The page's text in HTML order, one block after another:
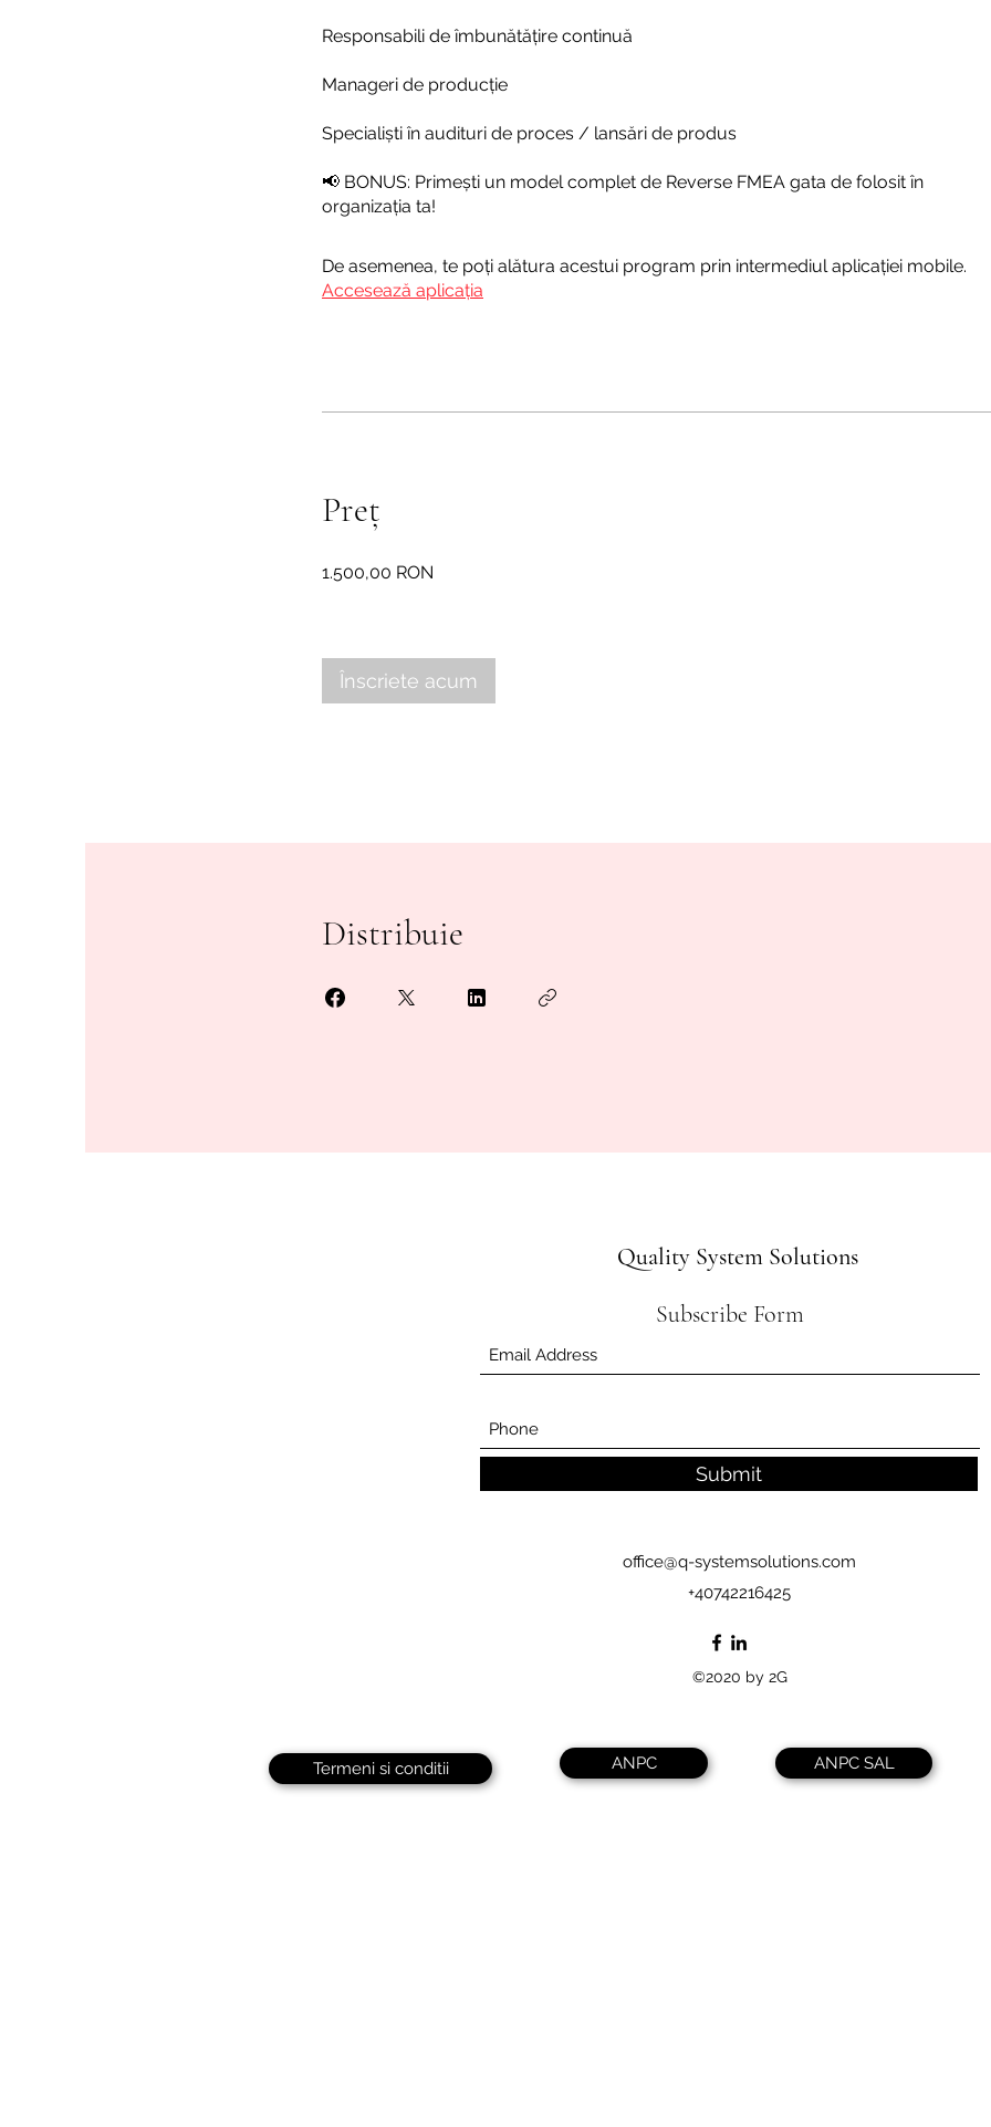
Responsabili de îmbunătățire continuă
Manageri de producție
Specialiști în audituri de proces / lansări de produs
📢 BONUS: Primești un model complet de Reverse FMEA gata de folosit în
organizația ta!
De asemenea, te poți alătura acestui program prin intermediul aplicației mobile.
Accesează aplicația
Preț
1.500,00 RON
Înscriete acum
Distribuie
Quality System Solutions
Subscribe Form
Submit
office@q-systemsolutions.com
+40742216425
©2020 by 2G
Termeni si conditii ANPC ANPC SAL